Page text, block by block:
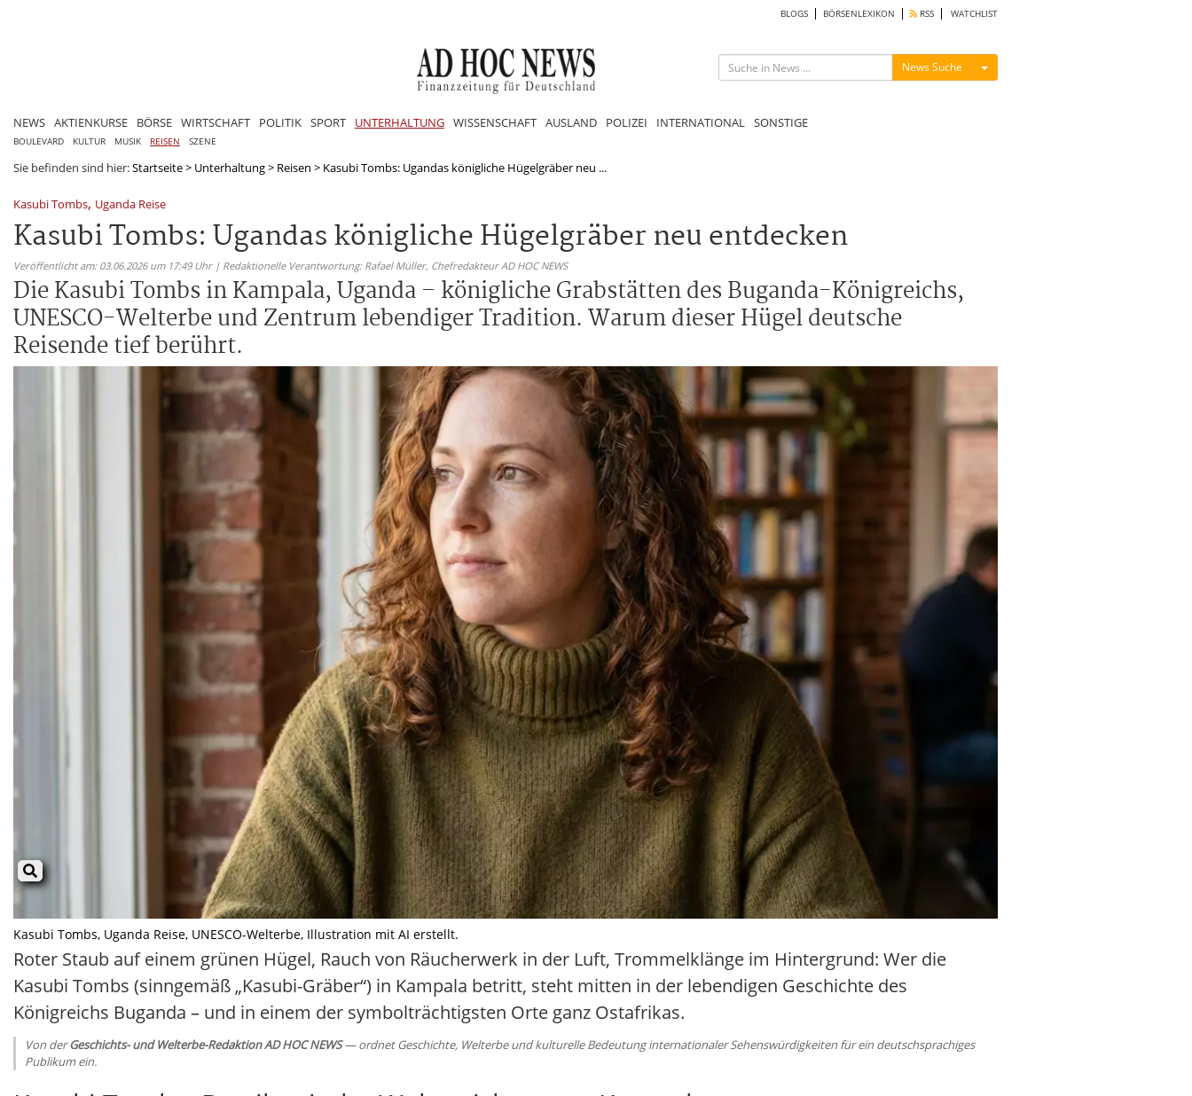
BLOGS BÖRSENLEXIKON RSS WATCHLIST
News Suche Menü ein-/ausblenden
NEWS AKTIENKURSE BÖRSE WIRTSCHAFT POLITIK SPORT UNTERHALTUNG WISSENSCHAFT AUSLAND POLIZEI INTERNATIONAL SONSTIGE
BOULEVARD KULTUR MUSIK REISEN SZENE
Sie befinden sind hier:Startseite> Unterhaltung> Reisen > Kasubi Tombs: Ugandas königliche Hügelgräber neu ...
Kasubi Tombs, Uganda Reise
Kasubi Tombs: Ugandas königliche Hügelgräber neu entdecken
Veröffentlicht am: 03.06.2026 um 17:49 Uhr | Redaktionelle Verantwortung: Rafael Müller, Chefredakteur AD HOC NEWS
Die Kasubi Tombs in Kampala, Uganda – königliche Grabstätten des Buganda-Königreichs,
UNESCO-Welterbe und Zentrum lebendiger Tradition. Warum dieser Hügel deutsche
Reisende tief berührt.
Kasubi Tombs, Uganda Reise, UNESCO-Welterbe, Illustration mit AI erstellt.
Roter Staub auf einem grünen Hügel, Rauch von Räucherwerk in der Luft, Trommelklänge im Hintergrund: Wer die
Kasubi Tombs (sinngemäß „Kasubi-Gräber“) in Kampala betritt, steht mitten in der lebendigen Geschichte des
Königreichs Buganda – und in einem der symbolträchtigsten Orte ganz Ostafrikas.
Von derGeschichts- und Welterbe-Redaktion AD HOC NEWS— ordnet Geschichte, Welterbe und kulturelle Bedeutung internationaler Sehenswürdigkeiten für ein deutschsprachiges
Publikum ein.